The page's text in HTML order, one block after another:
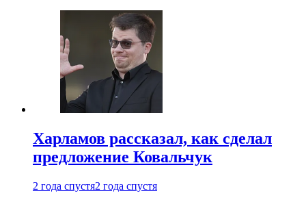
Харламов рассказал, как сделал
предложение Ковальчук
2 года спустя2 года спустя